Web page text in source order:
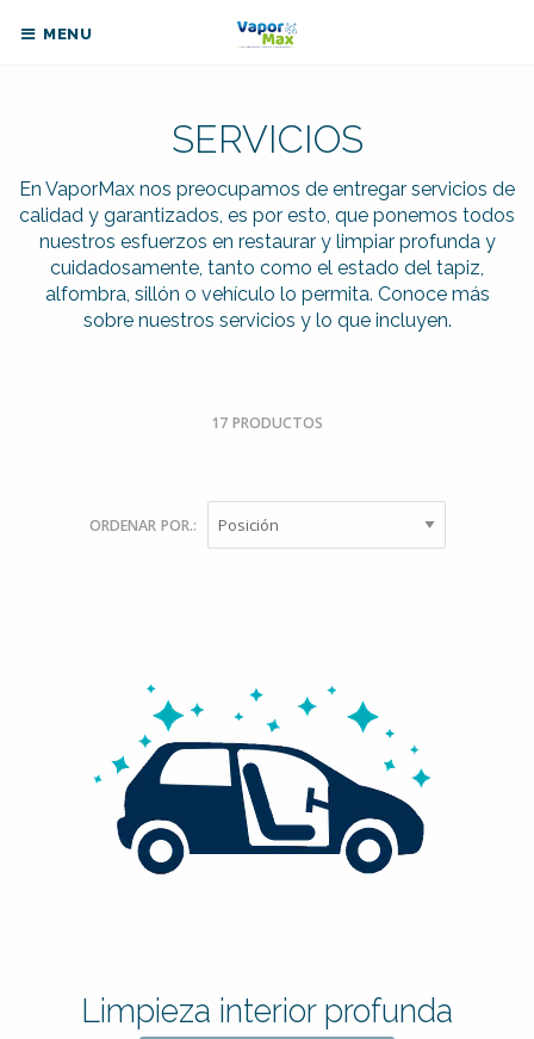
MENU
SERVICIOS
En VaporMax nos preocupamos de entregar servicios de
calidad y garantizados, es por esto, que ponemos todos
nuestros esfuerzos en restaurar y limpiar profunda y
cuidadosamente, tanto como el estado del tapiz,
alfombra, sillón o vehículo lo permita. Conoce más
sobre nuestros servicios y lo que incluyen.
17 PRODUCTOS
ORDENAR POR.:
Limpieza interior profunda